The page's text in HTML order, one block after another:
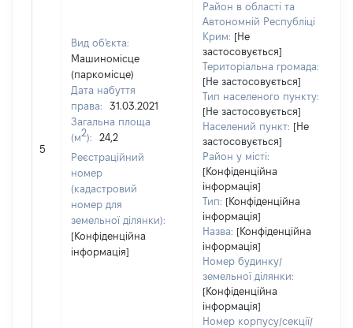
5
Вид об'єкта:
Машиномісце
(паркомісце)
Дата набуття
права:
31.03.2021
Загальна площа
(м2):
24,2
Реєстраційний
номер
(кадастровий
номер для
земельної ділянки):
[Конфіденційна
інформація]
Район в області та
Автономній Республіці
Крим: [Не
застосовується]
Територіальна громада:
[Не застосовується]
Тип населеного пункту:
[Не застосовується]
Населений пункт: [Не
застосовується]
Район у місті:
[Конфіденційна
інформація]
Тип: [Конфіденційна
інформація]
Назва: [Конфіденційна
інформація]
Номер будинку/
земельної ділянки:
[Конфіденційна
інформація]
Номер корпусу/секції/